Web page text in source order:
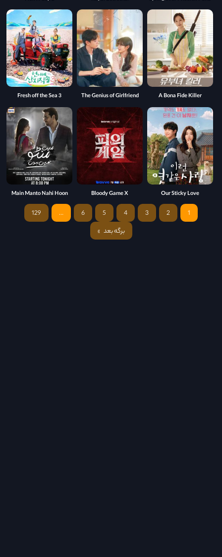
A Bona Fide Killer
The Genius of Girlfriend
Fresh off the Sea 3
Our Sticky Love
Bloody Game X
Main Manto Nahi Hoon
1
2
3
4
5
6
…
129
برگه بعد »